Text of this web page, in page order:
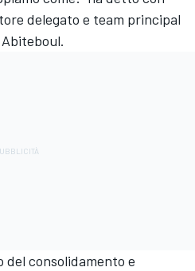
delegato e team principal
del consolidamento e